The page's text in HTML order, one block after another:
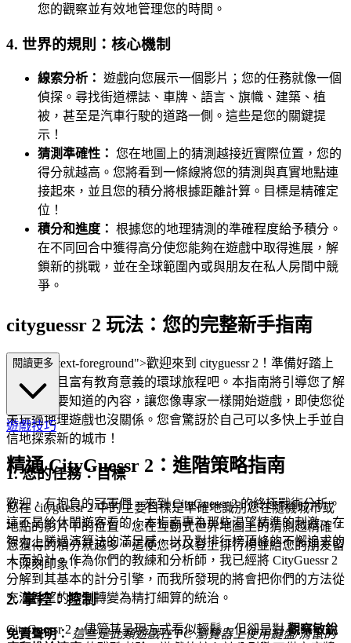
您的觀察並有效地管理您的時間。
4. 世界的規則：核心機制
線索分析： 遊戲向您展示一個影片；您的任務就像一個
偵探。尋找街道標誌、車牌、語言、旗幟、建築、植
被，甚至是汽車行駛的道路一側。這些是您的關鍵提
示！
猜測準確性： 您在地圖上的猜測越接近實際位置，您的
得分就越高。您將看到一條線將您的猜測與真實地點連
接起來，並且您的積分將根據距離計算。目標是精確定
位！
積分和進度： 根據您的地理猜測的準確程度給予積分。
在不同回合中獲得高分使您能夠在遊戲中取得進展，解
鎖新的挑戰，並在全球範圍內或與朋友在私人房間中競
爭。
cityguessr 2 玩法：您的完整新手指南
ss="mb-4 text-foreground">歡迎來到 cityguessr 2！準備好踏上
一場有趣且富有教育意義的環球旅程吧。本指南將引導您了解
所有您需要知道的內容，讓您像專家一樣開始遊戲，即使您從
未玩過地理遊戲也沒關係。您會驚訝於自己可以多快上手並自
信地探索新的城市！
1. 您的任務：目標
您在 cityguessr 2 中的主要目標是準確地識別您在隨機城市或
地點的影片中的位置。您在互動式世界地圖上的猜測越精確，
您獲得的積分就越多，這使您可以登上排行榜並給您的朋友留
下深刻印象！
2. 掌控：控制
免責聲明： 這些是此類遊戲在 PC 瀏覽器上使用鍵盤/滑鼠的
閱讀更多
遊戲技巧
精通 CityGuessr 2：進階策略指南
歡迎，有抱負的冠軍們，來到 CityGuessr 2 的終極戰術分析。
這不是給休閒遊客看的；本指南專為那些渴望精準的刺激、在
智力上勝過演算法的滿足感，以及對排行榜頂峰的不懈追求的
人而設計。作為你們的教練和分析師，我已經將 CityGuessr 2
分解到其基本的計分引擎，而我所發現的將會把你們的方法從
充滿希望的猜測轉變為精打細算的統治。
CityGuessr 2，儘管其呈現方式看似輕鬆，但卻是對觀察敏銳